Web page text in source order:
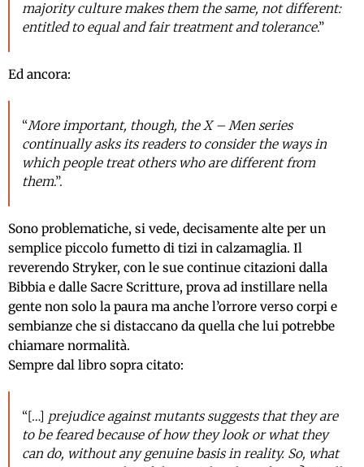
majority culture makes them the same, not different:
entitled to equal and fair treatment and tolerance.”
Ed ancora:
“More important, though, the X – Men series
continually asks its readers to consider the ways in
which people treat others who are different from
them.”.
Sono problematiche, si vede, decisamente alte per un
semplice piccolo fumetto di tizi in calzamaglia. Il
reverendo Stryker, con le sue continue citazioni dalla
Bibbia e dalle Sacre Scritture, prova ad instillare nella
gente non solo la paura ma anche l’orrore verso corpi e
sembianze che si distaccano da quella che lui potrebbe
chiamare normalità.
Sempre dal libro sopra citato:
“[…] prejudice against mutants suggests that they are
to be feared because of how they look or what they
can do, without any genuine basis in reality. So, what